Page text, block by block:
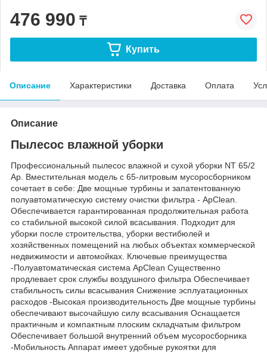
476 990 ₸
Купить
Описание Характеристики Доставка Оплата
Описание
Пылесос влажной уборки
Профессиональный пылесос влажной и сухой уборки NT 65/2
Ap. Вместительная модель с 65-литровым мусоросборником
сочетает в себе: Две мощные турбины и запатентованную
полуавтоматическую систему очистки фильтра - ApClean.
Обеспечивается гарантированная продолжительная работа
со стабильной высокой силой всасывания. Подходит для
уборки после строительства, уборки вестибюлей и
хозяйственных помещений на любых объектах коммерческой
недвижимости и автомойках. Ключевые преимущества
-Полуавтоматическая система ApClean Существенно
продлевает срок службы воздушного фильтра Обеспечивает
стабильность силы всасывания Снижение эсплуатационных
расходов -Высокая производительность Две мощные турбины
обеспечивают высочайшую силу всасывания Оснащается
практичным и компактным плоским складчатым фильтром
Обеспечивает большой внутренний объем мусоросборника
-Мобильность Аппарат имеет удобные рукоятки для